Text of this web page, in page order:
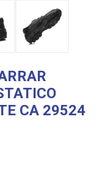
CA 29524